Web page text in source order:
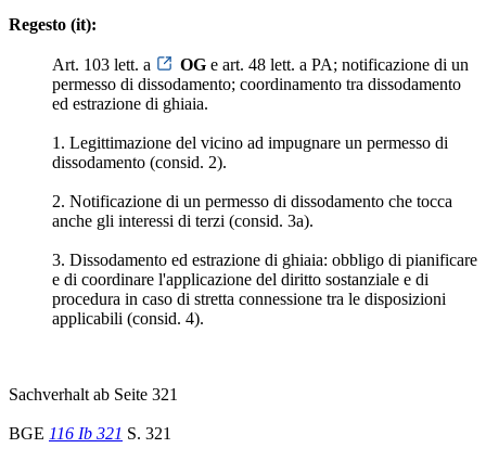
Regesto (it):
Art. 103 lett. a OG e art. 48 lett. a PA; notificazione di un
permesso di dissodamento; coordinamento tra dissodamento
ed estrazione di ghiaia.
1. Legittimazione del vicino ad impugnare un permesso di
dissodamento (consid. 2).
2. Notificazione di un permesso di dissodamento che tocca
anche gli interessi di terzi (consid. 3a).
3. Dissodamento ed estrazione di ghiaia: obbligo di pianificare
e di coordinare l'applicazione del diritto sostanziale e di
procedura in caso di stretta connessione tra le disposizioni
applicabili (consid. 4).
Sachverhalt ab Seite 321
BGE 116 Ib 321 S. 321